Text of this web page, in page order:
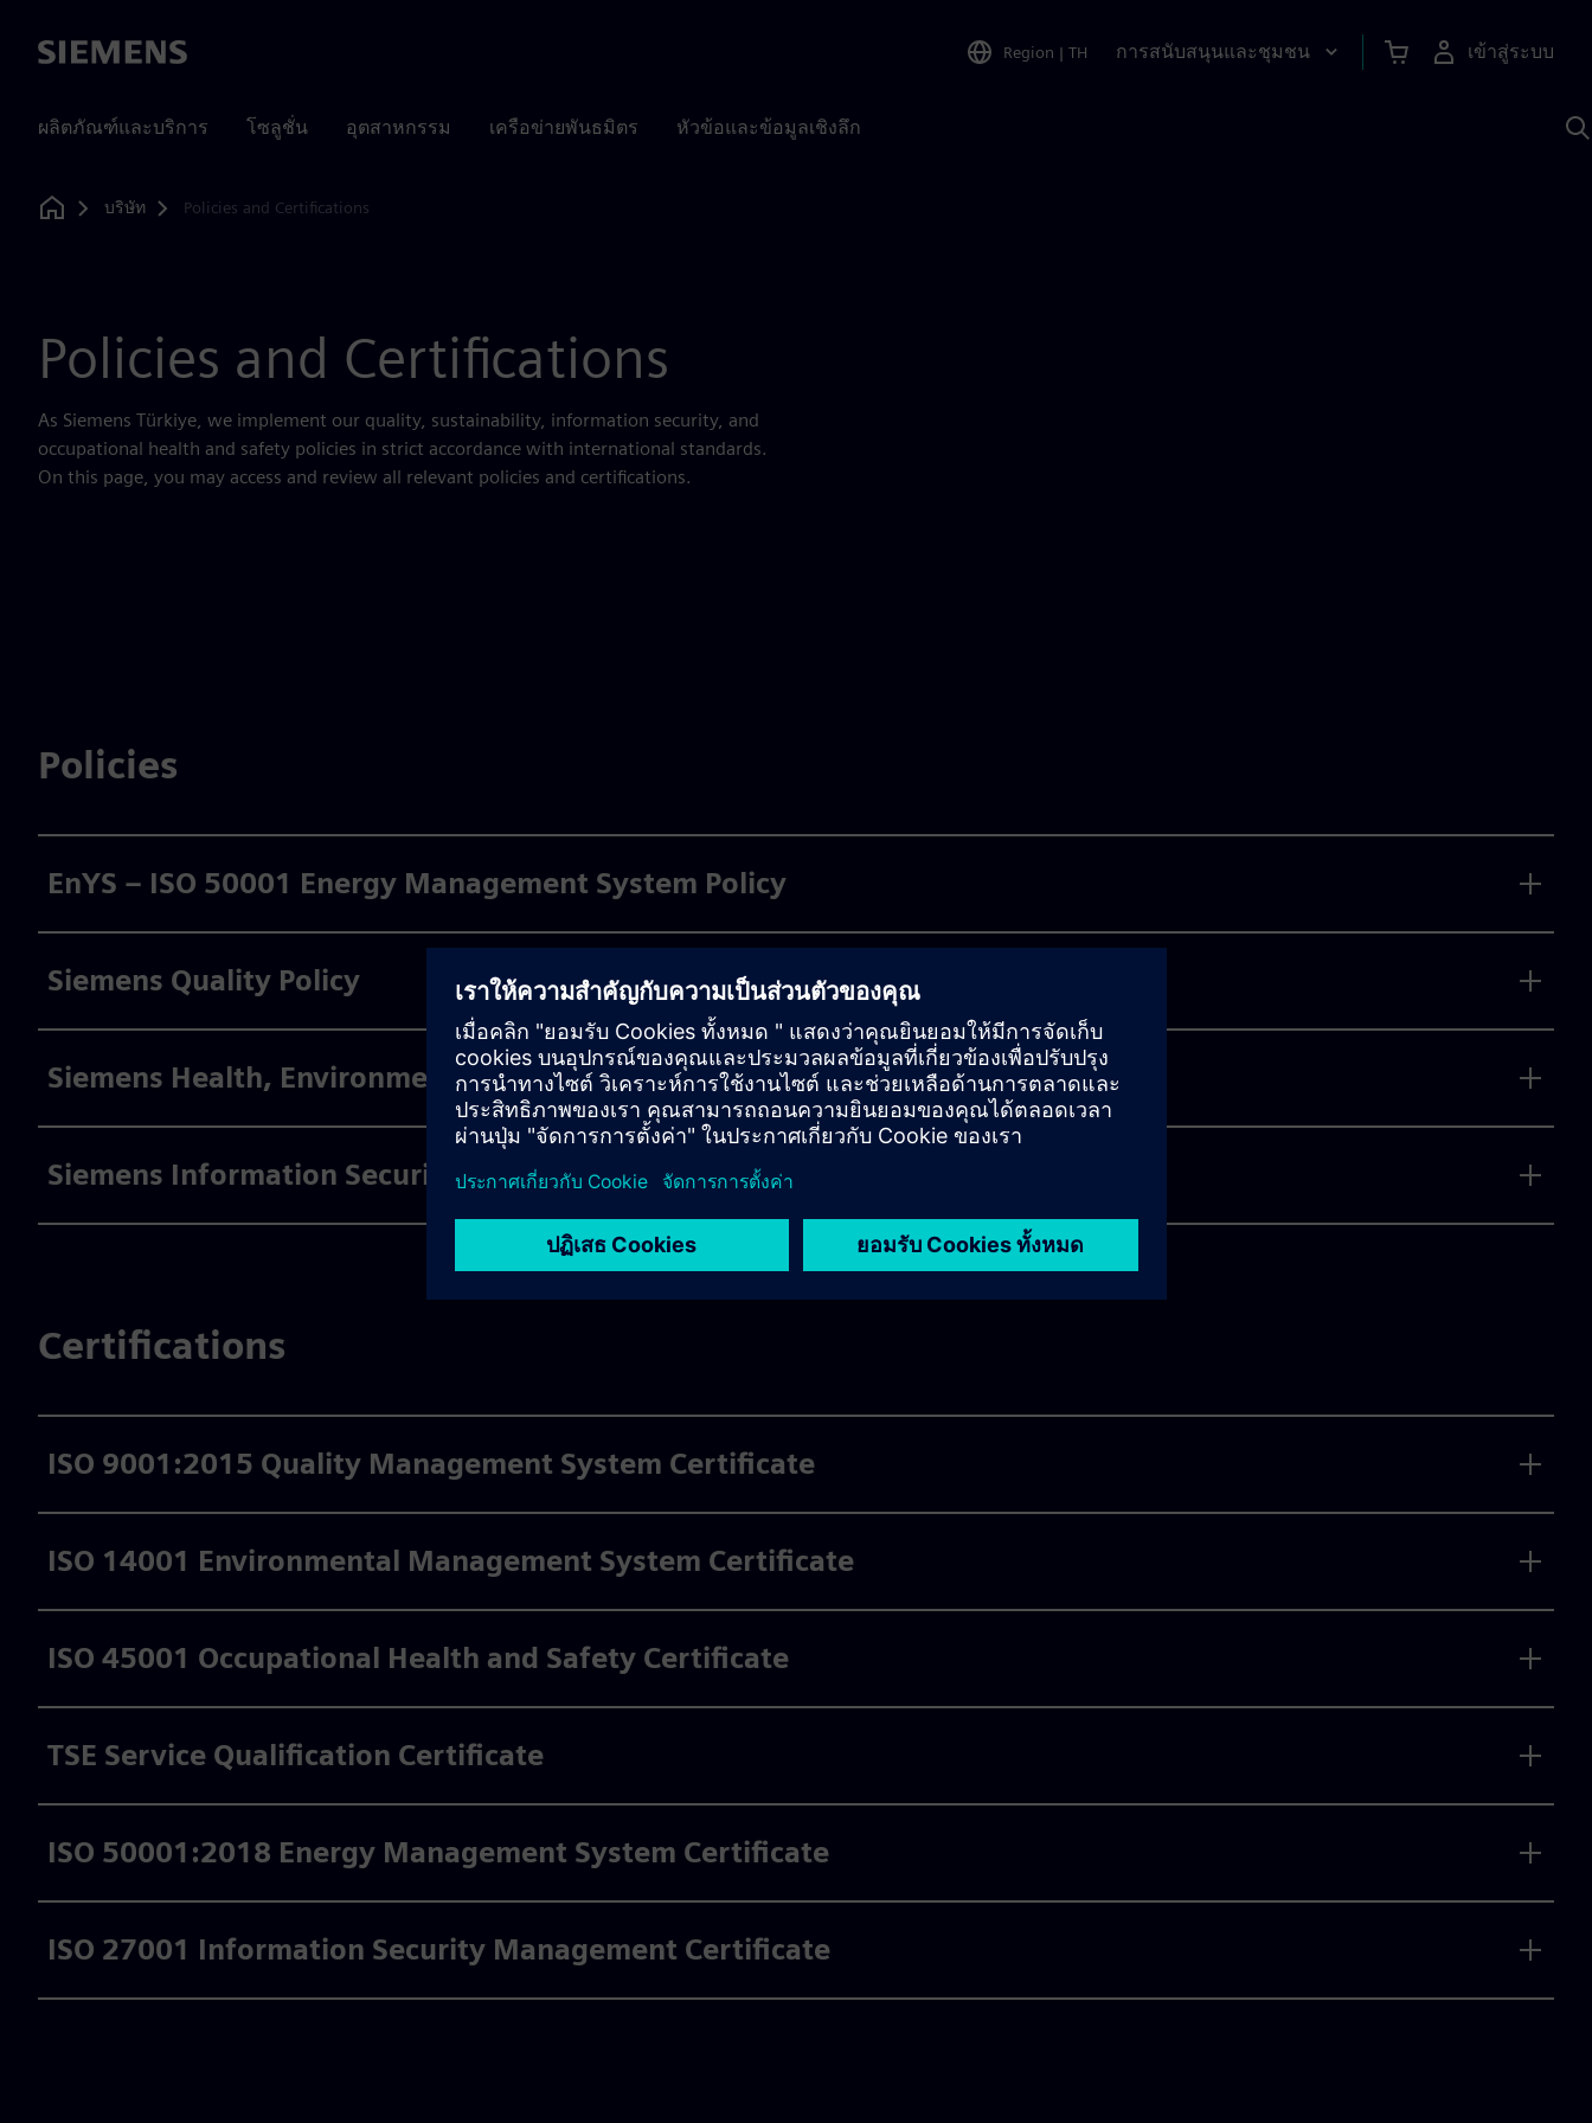
Siemens Region | TH การสนับสนุนและชุมชน เข้าสู่ระบบ
ผลิตภัณฑ์และบริการ โซลูชั่น อุตสาหกรรม เครือข่ายพันธมิตร หัวข้อและข้อมูลเชิงลึก
Home
บริษัท Policies and Certifications
Policies and Certifications
As Siemens Türkiye, we implement our quality, sustainability, information security, and
occupational health and safety policies in strict accordance with international standards.
On this page, you may access and review all relevant policies and certifications.
Policies
EnYS – ISO 50001 Energy Management System Policy
Siemens Quality Policy
Siemens Health, Environment and Safety Policy
Siemens Information Security Policy
Certifications
ISO 9001:2015 Quality Management System Certificate
ISO 14001 Environmental Management System Certificate
ISO 45001 Occupational Health and Safety Certificate
TSE Service Qualification Certificate
ISO 50001:2018 Energy Management System Certificate
ISO 27001 Information Security Management Certificate